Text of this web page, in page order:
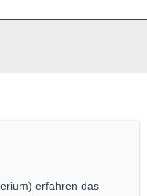
erfahren das